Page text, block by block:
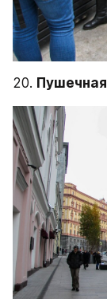
20. Пушечная